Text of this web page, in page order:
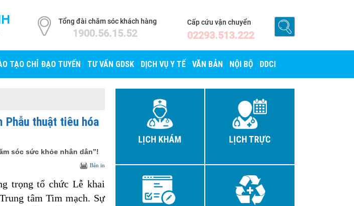
Tổng đài chăm sóc khách hàng
1900.56.15.52
Cấp cứu vận chuyển
02293.513.222
TẠO CHỈ ĐẠO TUYẾN TƯ VẤN GDSK DỊCH VỤ Y TẾ VĂN BẢN NỘI BỘ DDCI
Phẫu thuật tiêu hóa
sóc sức khỏe nhân dân”!
Bản in
trọng tổ chức Lễ khai
tâm Tim mạch. Sự
LỊCH KHÁM LỊCH TRỰC